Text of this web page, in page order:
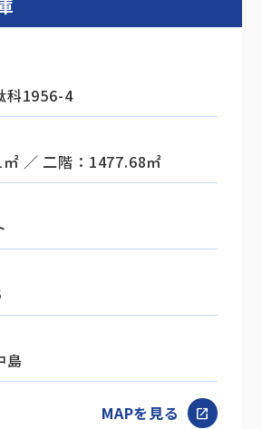
科1956-4
／ 二階：1477.68㎡
島
MAPを見る open_in_new